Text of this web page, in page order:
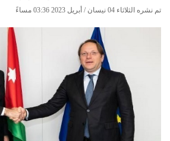
تم نشره الثلاثاء 04 نيسان / أبريل 2023 03:36 مساءً